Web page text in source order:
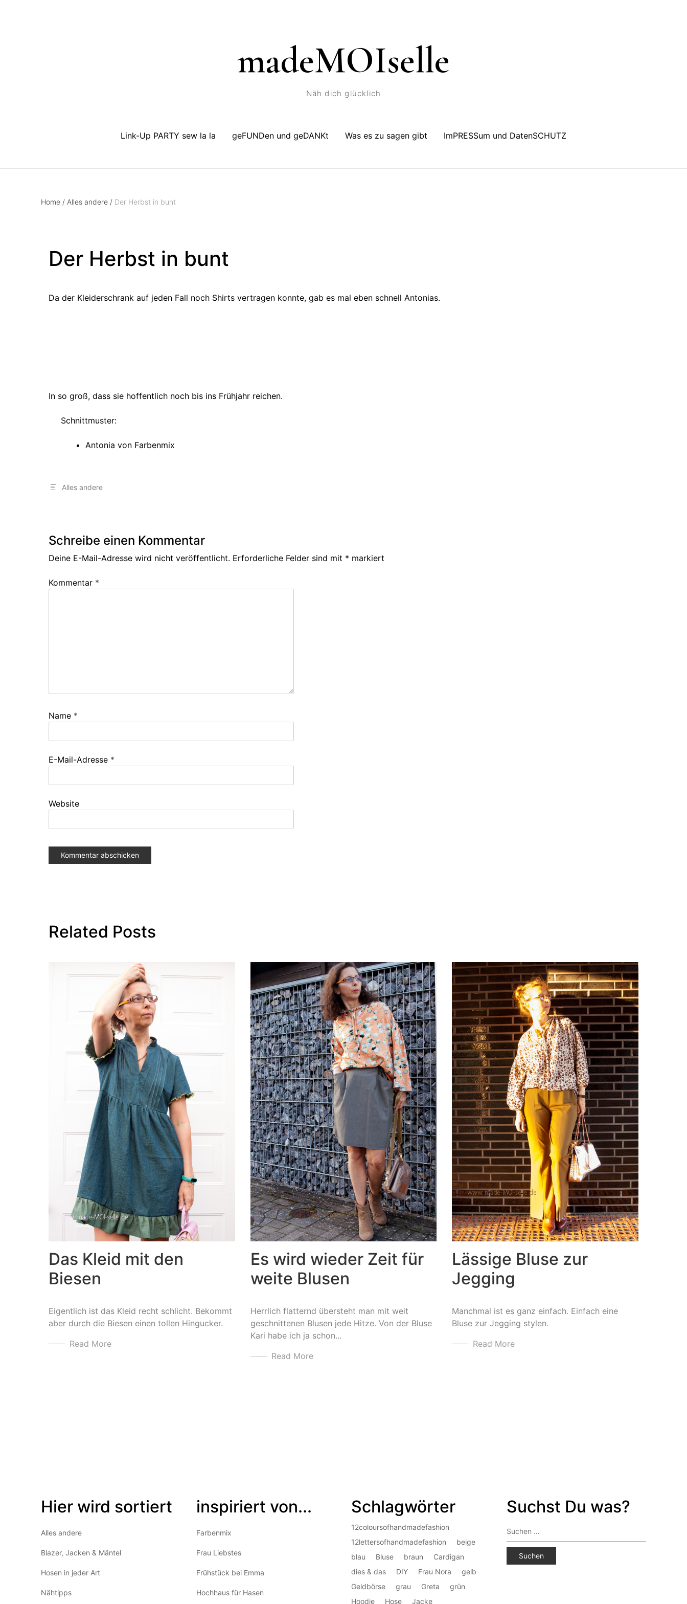
madeMOIselle
Näh dich glücklich
Link-Up PARTY sew la la geFUNDen und geDANKt Was es zu sagen gibt ImPRESSum und DatenSCHUTZ
Home / Alles andere / Der Herbst in bunt
Der Herbst in bunt
Da der Kleiderschrank auf jeden Fall noch Shirts vertragen konnte, gab es mal eben schnell Antonias.
In so groß, dass sie hoffentlich noch bis ins Frühjahr reichen.
Schnittmuster:
Antonia von Farbenmix
Alles andere
Schreibe einen Kommentar
Deine E-Mail-Adresse wird nicht veröffentlicht. Erforderliche Felder sind mit * markiert
Kommentar *
Name *
E-Mail-Adresse *
Website
Related Posts
Das Kleid mit den
Biesen
Eigentlich ist das Kleid recht schlicht. Bekommt
aber durch die Biesen einen tollen Hingucker.
Read More
Es wird wieder Zeit für
weite Blusen
Herrlich flatternd übersteht man mit weit
geschnittenen Blusen jede Hitze. Von der Bluse
Kari habe ich ja schon...
Read More
Lässige Bluse zur
Jegging
Manchmal ist es ganz einfach. Einfach eine
Bluse zur Jegging stylen.
Read More
Hier wird sortiert
Alles andere
Blazer, Jacken & Mäntel
Hosen in jeder Art
Nähtipps
inspiriert von...
Farbenmix
Frau Liebstes
Frühstück bei Emma
Hochhaus für Hasen
Schlagwörter
12coloursofhandmadefashion
12lettersofhandmadefashion
beige
blau
Bluse braun
Cardigan
dies & das
DIY Frau Nora
gelb
Geldbörse
grau Greta
grün
Hoodie
Hose Jacke
Suchst Du was?
Suchen